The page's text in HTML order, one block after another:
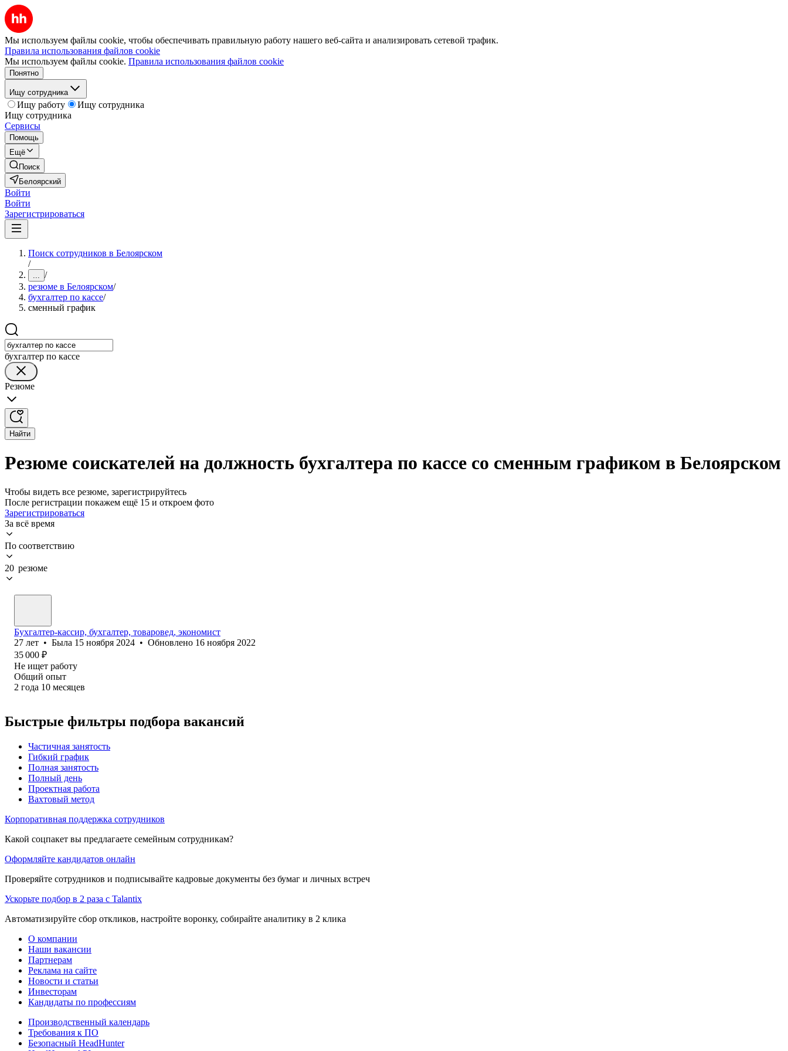
Мы используем файлы cookie, чтобы обеспечивать правильную работу нашего веб-сайта и анализировать сетевой трафик.
Правила использования файлов cookie
Мы используем файлы cookie. Правила использования файлов cookie
Понятно
Ищу сотрудника
Ищу работу
Ищу сотрудника
Ищу сотрудника
Сервисы
Помощь
Ещё
Поиск
Белоярский
Войти
Войти
Зарегистрироваться
Поиск сотрудников в Белоярском
/
... /
резюме в Белоярском/
бухгалтер по кассе/
сменный график
бухгалтер по кассе
Резюме
Найти
Резюме соискателей на должность бухгалтера по кассе со сменным графиком в Белоярском
Чтобы видеть все резюме, зарегистрируйтесь
После регистрации покажем ещё 15 и откроем фото
Зарегистрироваться
За всё время
По соответствию
20 резюме
Бухгалтер-кассир, бухгалтер, товаровед, экономист
27 лет • Была 15 ноября 2024 • Обновлено 16 ноября 2022
35 000 ₽
Не ищет работу
Общий опыт
2 года 10 месяцев
Быстрые фильтры подбора вакансий
Частичная занятость
Гибкий график
Полная занятость
Полный день
Проектная работа
Вахтовый метод
Корпоративная поддержка сотрудников
Какой соцпакет вы предлагаете семейным сотрудникам?
Оформляйте кандидатов онлайн
Проверяйте сотрудников и подписывайте кадровые документы без бумаг и личных встреч
Ускорьте подбор в 2 раза с Talantix
Автоматизируйте сбор откликов, настройте воронку, собирайте аналитику в 2 клика
О компании
Наши вакансии
Партнерам
Реклама на сайте
Новости и статьи
Инвесторам
Кандидаты по профессиям
Производственный календарь
Требования к ПО
Безопасный HeadHunter